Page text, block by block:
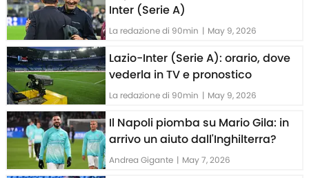
Inter (Serie A)
La redazione di 90min | May 9, 2026
Lazio-Inter (Serie A): orario, dove
vederla in TV e pronostico
La redazione di 90min | May 9, 2026
Il Napoli piomba su Mario Gila: in
arrivo un aiuto dall'Inghilterra?
Andrea Gigante | May 7, 2026